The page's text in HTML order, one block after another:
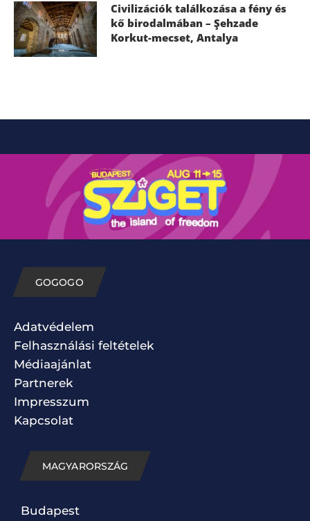
Civilizációk találkozása a fény és
kő birodalmában – Şehzade
Korkut-mecset, Antalya
GOGOGO
Adatvédelem
Felhasználási feltételek
Médiaajánlat
Partnerek
Impresszum
Kapcsolat
MAGYARORSZÁG
Budapest